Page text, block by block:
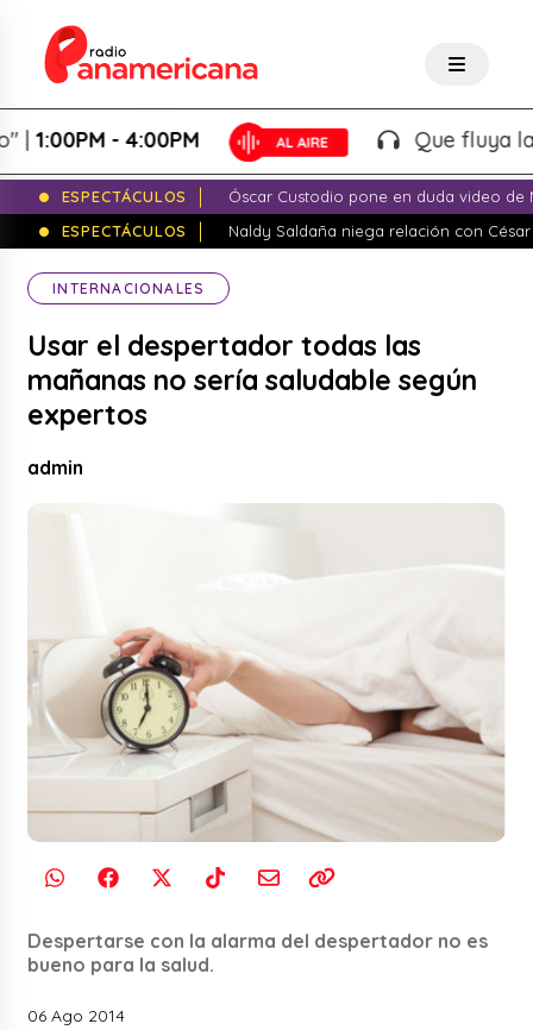
- 4:00PM Que fluya la
ESPECTÁCULOS
Óscar Custodio pone en duda video de
ESPECTÁCULOS
Naldy Saldaña niega relación con
INTERNACIONALES
Usar el despertador todas las
mañanas no sería saludable según
expertos
admin
Despertarse con la alarma del despertador no es
bueno para la salud.
06 Ago 2014